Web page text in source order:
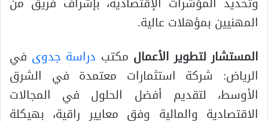
المهنيين بمؤهلات عالية.
المستشار لتطوير الأعمال مكتب دراسة جدوى في
الرياض: شركة استثمارات معتمدة في الشرق
الأوسط، لتقديم أفضل الحلول في المجالات
الاقتصادية والمالية وفق معايير راقية، بهيكلة